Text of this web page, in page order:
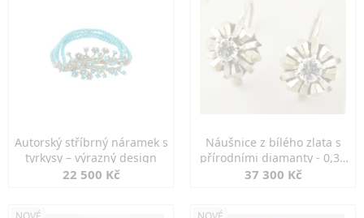
Autorský stříbrný náramek s
tyrkysy – výrazný design
22 500 Kč
Náušnice z bílého zlata s
přírodními diamanty - 0,30
ct
37 300 Kč